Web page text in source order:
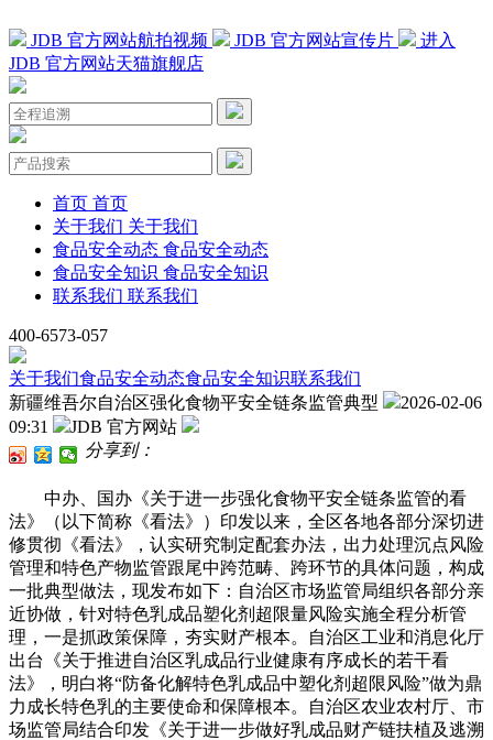
JDB 官方网站航拍视频 JDB 官方网站宣传片
进入
JDB 官方网站天猫旗舰店
首页 首页
关于我们 关于我们
食品安全动态 食品安全动态
食品安全知识 食品安全知识
联系我们 联系我们
400-6573-057
关于我们食品安全动态食品安全知识联系我们
新疆维吾尔自治区强化食物平安全链条监管典型
2026-02-06
09:31
JDB 官方网站
分享到：
中办、国办《关于进一步强化食物平安全链条监管的看
法》（以下简称《看法》）印发以来，全区各地各部分深切进
修贯彻《看法》，认实研究制定配套办法，出力处理沉点风险
管理和特色产物监管跟尾中跨范畴、跨环节的具体问题，构成
一批典型做法，现发布如下：自治区市场监管局组织各部分亲
近协做，针对特色乳成品塑化剂超限量风险实施全程分析管
理，一是抓政策保障，夯实财产根本。自治区工业和消息化厅
出台《关于推进自治区乳成品行业健康有序成长的若干看
法》，明白将“防备化解特色乳成品中塑化剂超限风险”做为鼎
力成长特色乳的主要使命和保障根本。自治区农业农村厅、市
场监管局结合印发《关于进一步做好乳成品财产链扶植及逃溯